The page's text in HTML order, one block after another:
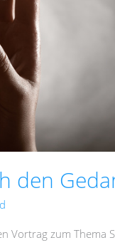
den
Vortrag zum Thema